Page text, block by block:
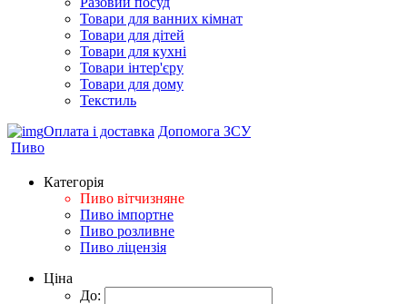
Товари для ванних кімнат
Товари для дітей
Товари для кухні
Товари інтер'єру
Товари для дому
Текстиль
Оплата і доставка Допомога ЗСУ
Пиво
Категорія
Пиво вітчизняне
Пиво імпортне
Пиво розливне
Пиво ліцензія
Ціна
До: